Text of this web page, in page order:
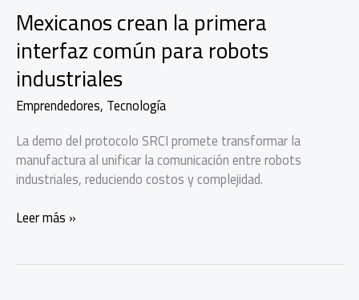
Mexicanos crean la primera
interfaz común para robots
industriales
Emprendedores, Tecnología
La demo del protocolo SRCI promete transformar la
manufactura al unificar la comunicación entre robots
industriales, reduciendo costos y complejidad.
Mexicanos
Leer más »